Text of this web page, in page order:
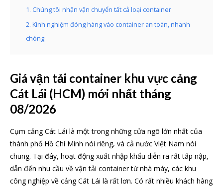
1. Chúng tôi nhận vận chuyển tất cả loại container
2. Kinh nghiệm đóng hàng vào container an toàn, nhanh
chóng
Giá vận tải container khu vực cảng
Cát Lái (HCM) mới nhất tháng
08/2026
Cụm cảng Cát Lái là một trong những cửa ngõ lớn nhất của
thành phố Hồ Chí Minh nói riêng, và cả nước Việt Nam nói
chung. Tại đây, hoạt động xuất nhập khẩu diễn ra rất tấp nập,
dẫn đến nhu cầu về vận tải container từ nhà máy, các khu
công nghiệp về cảng Cát Lái là rất lơn. Có rất nhiều khách hàng